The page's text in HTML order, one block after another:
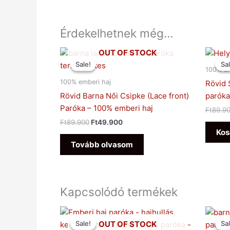
Érdekelhetnek még…
Sale!
OUT OF STOCK
Sale!
100% emberi haj
Rövid Barna Női Csipke (Lace front)
Paróka – 100% emberi haj
Ft89.900
Original
was:
Ft89.900.
Ft49.900
Current
Tovább olvasom
100%
Rövid
Ft
Kapcsolódó termékek
Sale! OUT OF STOCK
Sale!
Original
price
was:
Current
is: